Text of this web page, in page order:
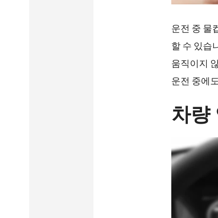
운전 중 물
할 수 있습
움직이지
운전 중에
차량